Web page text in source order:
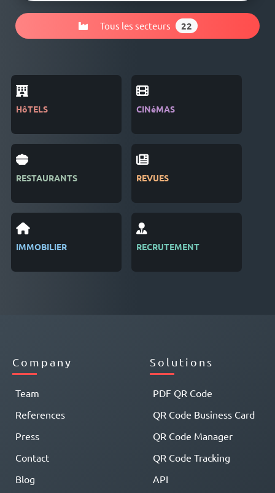
Tous les secteurs 22
HôTELS
RESTAURANTS
IMMOBILIER
CINéMAS
REVUES
RECRUTEMENT
Company
Team
References
Press
Contact
Blog
Solutions
PDF QR Code
QR Code Business Card
QR Code Manager
QR Code Tracking
API